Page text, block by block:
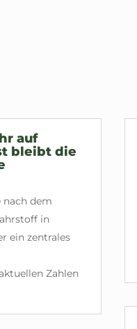
auf
bleibt die
nach dem
in
ein zentrales
Zahlen